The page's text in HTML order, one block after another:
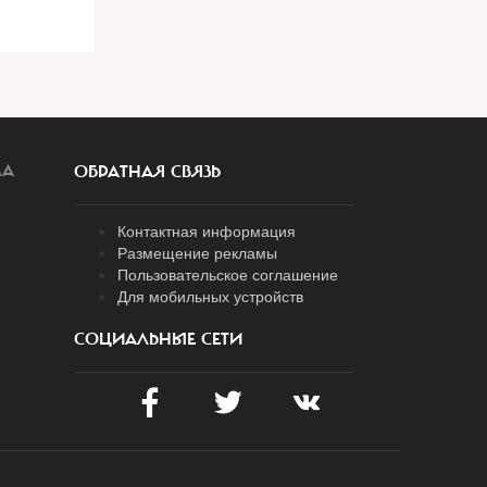
ОБРАТНАЯ СВЯЗЬ
Контактная информация
Размещение рекламы
Пользовательское соглашение
Для мобильных устройств
СОЦИАЛЬНЫЕ СЕТИ